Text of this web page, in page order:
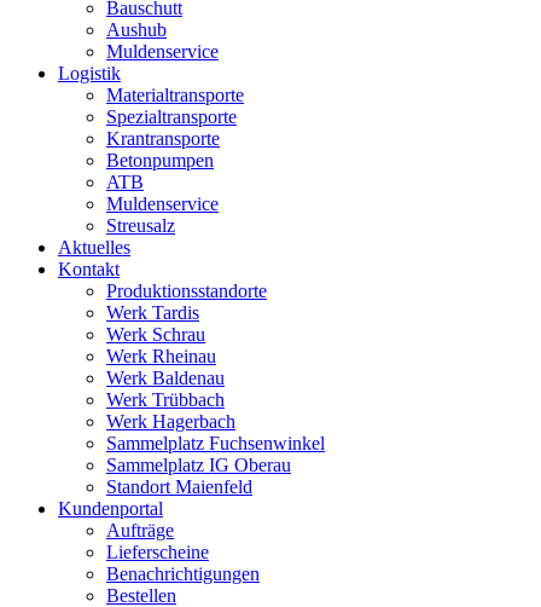
Bauschutt
Aushub
Muldenservice
Logistik
Materialtransporte
Spezialtransporte
Krantransporte
Betonpumpen
ATB
Muldenservice
Streusalz
Aktuelles
Kontakt
Produktionsstandorte
Werk Tardis
Werk Schrau
Werk Rheinau
Werk Baldenau
Werk Trübbach
Werk Hagerbach
Sammelplatz Fuchsenwinkel
Sammelplatz IG Oberau
Standort Maienfeld
Kundenportal
Aufträge
Lieferscheine
Benachrichtigungen
Bestellen